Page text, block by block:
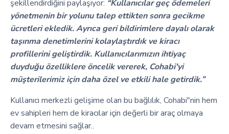
şekillendirdiğini paylaşıyor: “Kullanıcılar geç ödemeleri
yönetmenin bir yolunu talep ettikten sonra gecikme
ücretleri ekledik. Ayrıca geri bildirimlere dayalı olarak
taşınma denetimlerini kolaylaştırdık ve kiracı
profillerini geliştirdik. Kullanıcılarımızın ihtiyaç
duyduğu özelliklere öncelik vererek, Cohabi'yi
müşterilerimiz için daha özel ve etkili hale getirdik.”
Kullanıcı merkezli gelişime olan bu bağlılık, Cohabi"nin hem
ev sahipleri hem de kiracılar için değerli bir araç olmaya
devam etmesini sağlar..